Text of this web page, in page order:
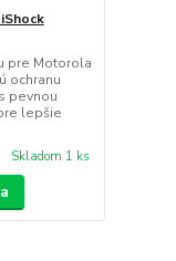
pre Motorola
ochranu
pevnou
lepšie
Skladom 1 ks